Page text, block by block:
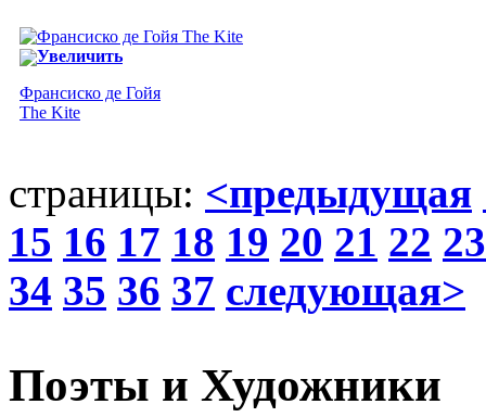
Увеличить
Франсиско де Гойя
The Kite
страницы: <предыдущая
15 16 17 18 19 20 21 22 23
34 35 36 37 следующая>
Поэты и Художники